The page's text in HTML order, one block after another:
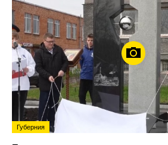
Губерния